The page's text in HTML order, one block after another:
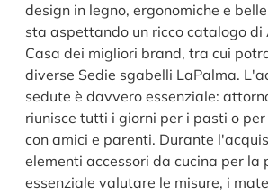
design in legno, ergonomiche e
sta aspettando un ricco catalogo
Casa dei migliori brand, tra cui
diverse Sedie sgabelli LaPalma.
sedute è davvero essenziale:
riunisce tutti i giorni per i pasti o
con amici e parenti. Durante
elementi accessori da cucina per la
essenziale valutare le misure, i